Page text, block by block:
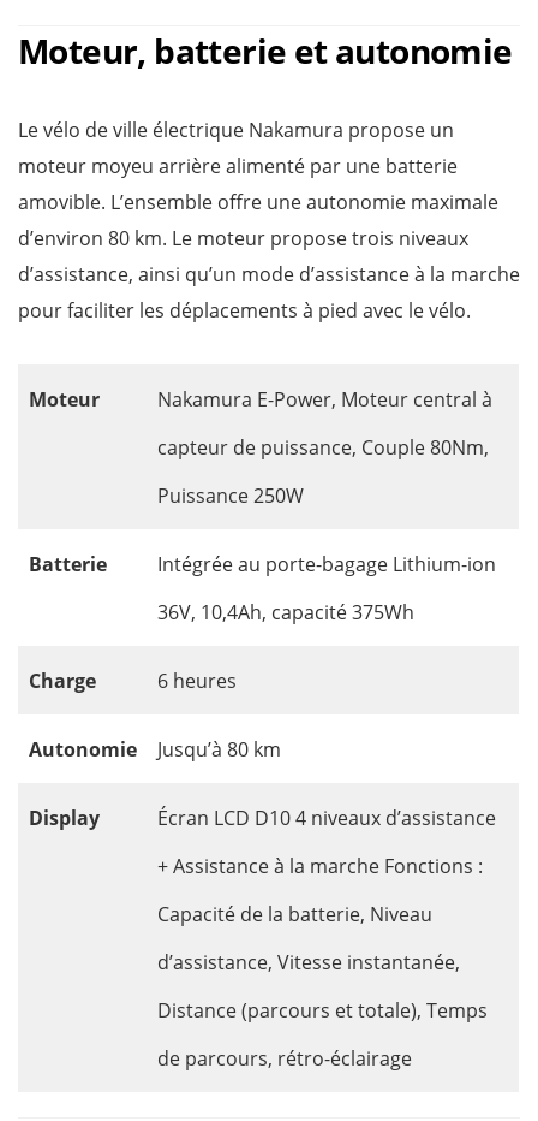
Moteur, batterie et autonomie
Le vélo de ville électrique Nakamura propose un
moteur moyeu arrière alimenté par une batterie
amovible. L’ensemble offre une autonomie maximale
d’environ 80 km. Le moteur propose trois niveaux
d’assistance, ainsi qu’un mode d’assistance à la marche
pour faciliter les déplacements à pied avec le vélo.
Moteur
Nakamura E-Power, Moteur central à
capteur de puissance, Couple 80Nm,
Puissance 250W
Batterie
Intégrée au porte-bagage Lithium-ion
36V, 10,4Ah, capacité 375Wh
Charge 6 heures
Autonomie Jusqu’à 80 km
Display
Écran LCD D10 4 niveaux d’assistance
+ Assistance à la marche Fonctions :
Capacité de la batterie, Niveau
d’assistance, Vitesse instantanée,
Distance (parcours et totale), Temps
de parcours, rétro-éclairage